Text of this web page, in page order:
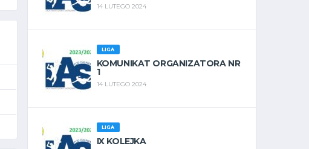
14 LUTEGO 2024
LIGA
KOMUNIKAT ORGANIZATORA NR
1
14 LUTEGO 2024
LIGA
IX KOLEJKA